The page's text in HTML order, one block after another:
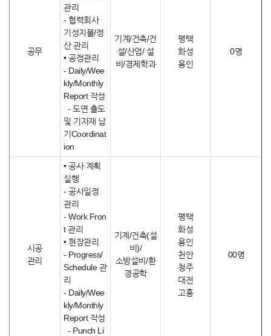
공무
관리
- 협력회사
기성지불/정
산 관리
• 공정관리
- Daily/Wee
kly/Monthly
Report 작성
- 도면 출도
및 기자재 납
기Coordinat
ion
기계/건축/건
설/산업/ 설
비/경제학과
평택
화성
용인
0명
시공
관리
• 공사 계획
실행
- 공사일정
관리
- Work Fron
t 관리
• 현장관리
- Progress/
Schedule 관
리
- Daily/Wee
kly/Monthly
Report 작성
- Punch Li
기계/건축(설
비)/
소방설비/환
경공학
평택
화성
용인
천안
청주
대전
고흥
00명